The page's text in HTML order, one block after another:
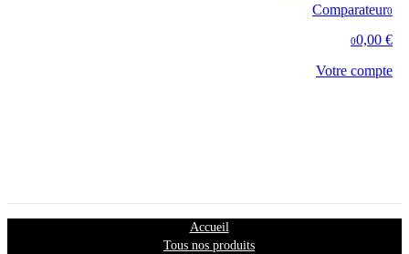
Comparateur0
00,00 €
Votre compte
Accueil
Tous nos produits